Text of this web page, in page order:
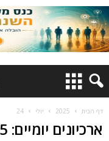
דף הבית 2025 יולי 24
ארכיונים יומיים: 24/07/2025